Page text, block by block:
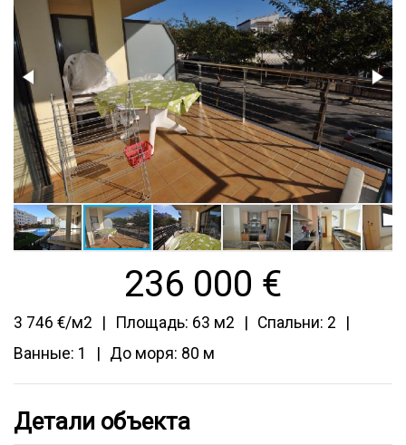
236 000 €
3 746 €/м2 Площадь: 63 м2
Спальни: 2
Ванные: 1
До моря: 80 м
Детали объекта